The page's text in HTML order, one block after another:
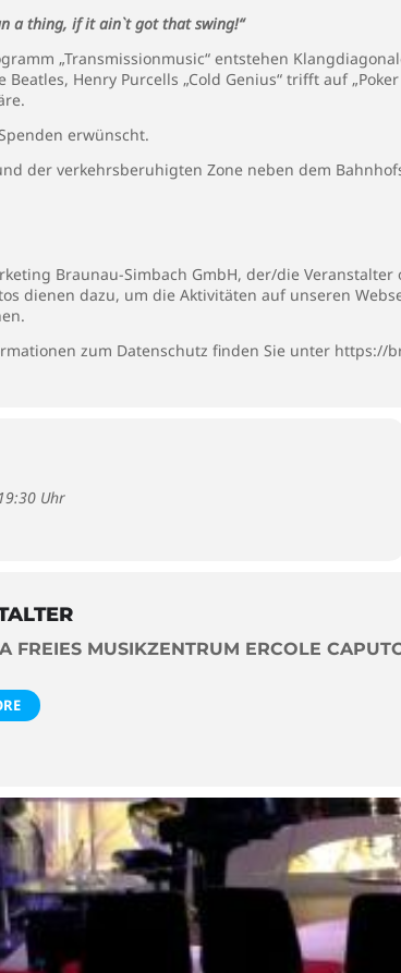
a thing, if it ain`t got that swing!“
„Transmissionmusic“ entstehen
Beatles, Henry Purcells „Cold Genius“ trifft auf
erwünscht.
der verkehrsberuhigten Zone neben dem
Braunau-Simbach GmbH, der/die
dienen dazu, um die Aktivitäten auf unseren
zum Datenschutz finden Sie unter https://
Uhr
FREIES MUSIKZENTRUM ERCOLE